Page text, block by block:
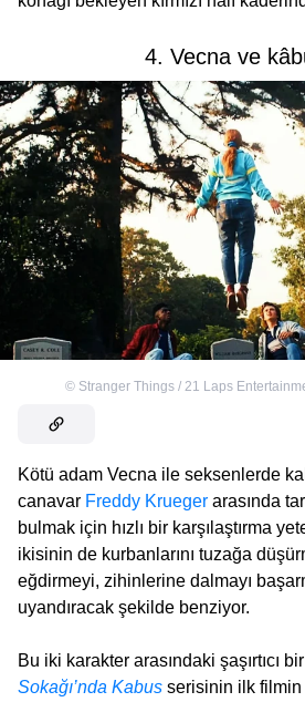
4. Vecna ve
© Stranger Things / 21 Laps
Kötü adam Vecna ile seksenlerde
canavar Freddy Krueger arasında
bulmak için hızlı bir karşılaştırma
ikisinin de kurbanlarını tuzağa
eğdirmeyi, zihinlerine dalmayı
uyandıracak şekilde benziyor.
Bu iki karakter arasındaki şaşırtıcı
Sokağı’nda Kabus serisinin ilk filmin